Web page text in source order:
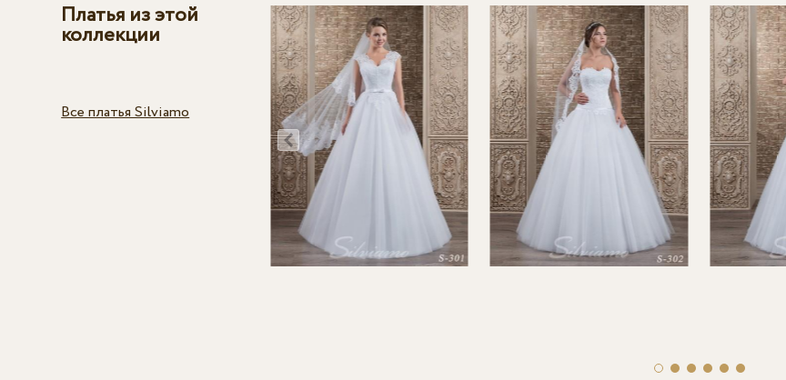
Платья из этой
коллекции
Все платья Silviamo